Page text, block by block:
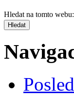
Hledat na tomto webu: